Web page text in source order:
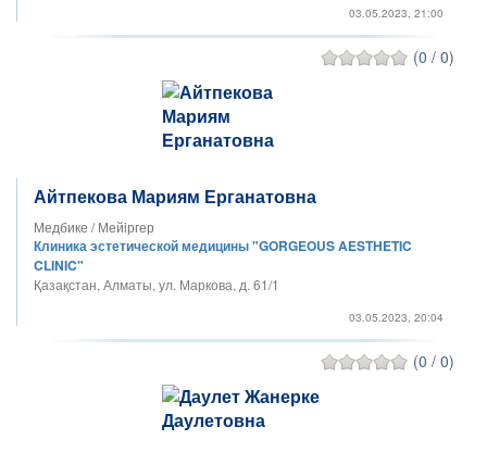
03.05.2023, 21:00
(0 / 0)
Айтпекова Мариям Ерганатовна
Медбике / Мейiргер
Клиника эстетической медицины "GORGEOUS AESTHETIC
CLINIC"
Қазақстан, Алматы, ул. Маркова, д. 61/1
03.05.2023, 20:04
(0 / 0)